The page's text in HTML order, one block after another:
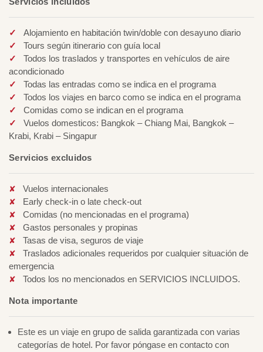
Alojamiento en habitación twin/doble con desayuno diario
Tours según itinerario con guía local
Todos los traslados y transportes en vehículos de aire
acondicionado
Todas las entradas como se indica en el programa
Todos los viajes en barco como se indica en el programa
Comidas como se indican en el programa
Vuelos domesticos: Bangkok – Chiang Mai, Bangkok –
Krabi, Krabi – Singapur
Servicios excluidos
Vuelos internacionales
Early check-in o late check-out
Comidas (no mencionadas en el programa)
Gastos personales y propinas
Tasas de visa, seguros de viaje
Traslados adicionales requeridos por cualquier situación de
emergencia
Todos los no mencionados en SERVICIOS INCLUIDOS.
Nota importante
Este es un viaje en grupo de salida garantizada con varias
categorías de hotel. Por favor póngase en contacto con